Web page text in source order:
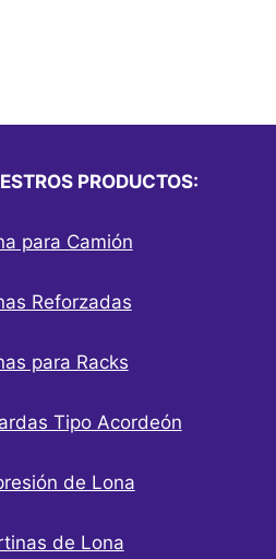
PRODUCTOS:
para Camión
Reforzadas
para Racks
Tipo Acordeón
de Lona
de Lona